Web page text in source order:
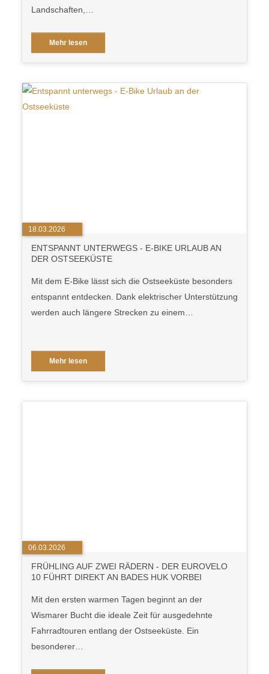
Landschaften,…
Mehr lesen
18.03.2026
ENTSPANNT UNTERWEGS - E-BIKE URLAUB AN
DER OSTSEEKÜSTE
Mit dem E-Bike lässt sich die Ostseeküste besonders
entspannt entdecken. Dank elektrischer Unterstützung
werden auch längere Strecken zu einem…
Mehr lesen
06.03.2026
FRÜHLING AUF ZWEI RÄDERN - DER EUROVELO
10 FÜHRT DIREKT AN BADES HUK VORBEI
Mit den ersten warmen Tagen beginnt an der
Wismarer Bucht die ideale Zeit für ausgedehnte
Fahrradtouren entlang der Ostseeküste. Ein
besonderer…